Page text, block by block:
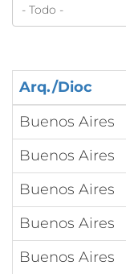
Arq./Dioc
Buenos Aires
Buenos Aires
Buenos Aires
Buenos Aires
Buenos Aires